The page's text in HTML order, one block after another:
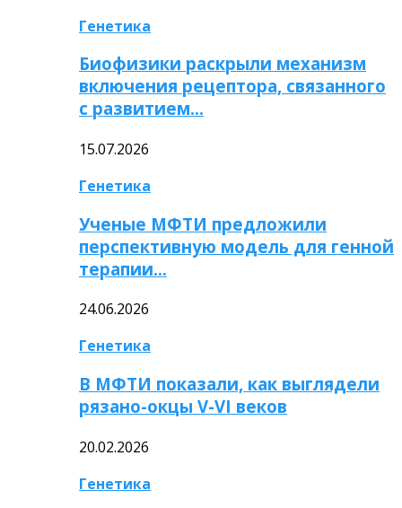
Генетика
Биофизики раскрыли механизм
включения рецептора, связанного
с развитием…
15.07.2026
Генетика
Ученые МФТИ предложили
перспективную модель для генной
терапии…
24.06.2026
Генетика
В МФТИ показали, как выглядели
рязано-окцы V-VI веков
20.02.2026
Генетика